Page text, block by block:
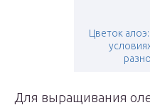
Цветок
Для выращивания